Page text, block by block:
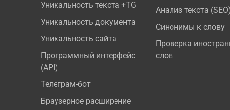
Уникальность текста +TG
Уникальность документа
Уникальность сайта
Программный интерфейс
(API)
Телеграм-бот
Браузерное расширение
Анализ текста (SEO)
Синонимы к слову
Проверка
слов